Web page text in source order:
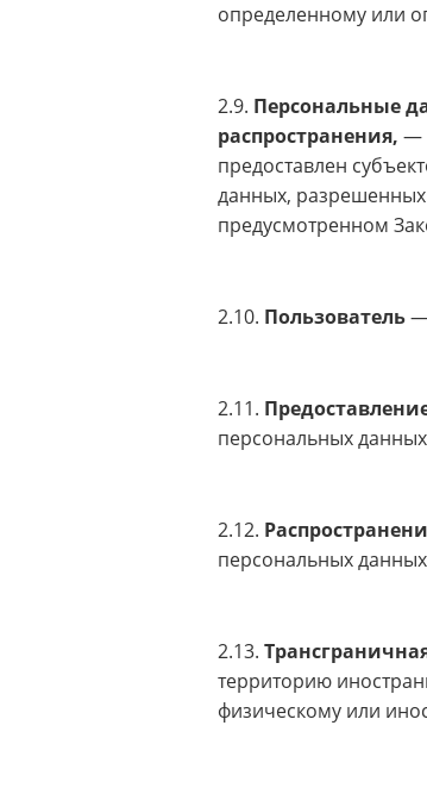
определенному или
2.9. Персональные
распространения, —
предоставлен
данных, разрешенных
предусмотренном
2.10. Пользователь—
2.11.
персональных
2.12.
персональных
2.13.
территорию
физическому или